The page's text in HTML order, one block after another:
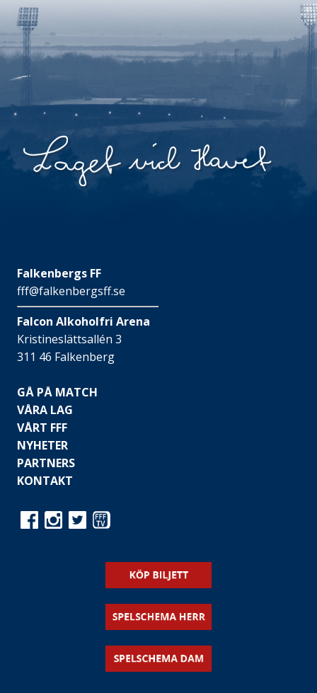
Falkenbergs FF
fff@falkenbergsff.se
Falcon Alkoholfri Arena
Kristineslättsallén 3
311 46 Falkenberg
GÅ PÅ MATCH
VÅRA LAG
VÅRT FFF
NYHETER
PARTNERS
KONTAKT